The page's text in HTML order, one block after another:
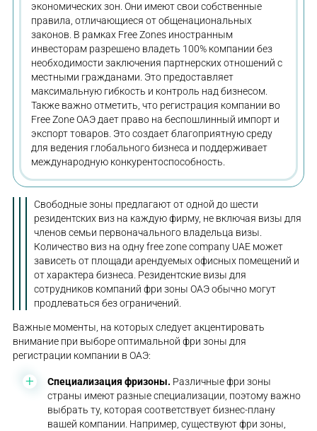
экономических зон. Они имеют свои собственные
правила, отличающиеся от общенациональных
законов. В рамках Free Zones иностранным
инвесторам разрешено владеть 100% компании без
необходимости заключения партнерских отношений с
местными гражданами. Это предоставляет
максимальную гибкость и контроль над бизнесом.
Также важно отметить, что регистрация компании во
Free Zone ОАЭ дает право на беспошлинный импорт и
экспорт товаров. Это создает благоприятную среду
для ведения глобального бизнеса и поддерживает
международную конкурентоспособность.
Свободные зоны предлагают от одной до шести
резидентских виз на каждую фирму, не включая визы для
членов семьи первоначального владельца визы.
Количество виз на одну free zone company UAE может
зависеть от площади арендуемых офисных помещений и
от характера бизнеса. Резидентские визы для
сотрудников компаний фри зоны ОАЭ обычно могут
продлеваться без ограничений.
Важные моменты, на которых следует акцентировать
внимание при выборе оптимальной фри зоны для
регистрации компании в ОАЭ:
Специализация фризоны. Различные фри зоны
страны имеют разные специализации, поэтому важно
выбрать ту, которая соответствует бизнес-плану
вашей компании. Например, существуют фри зоны,